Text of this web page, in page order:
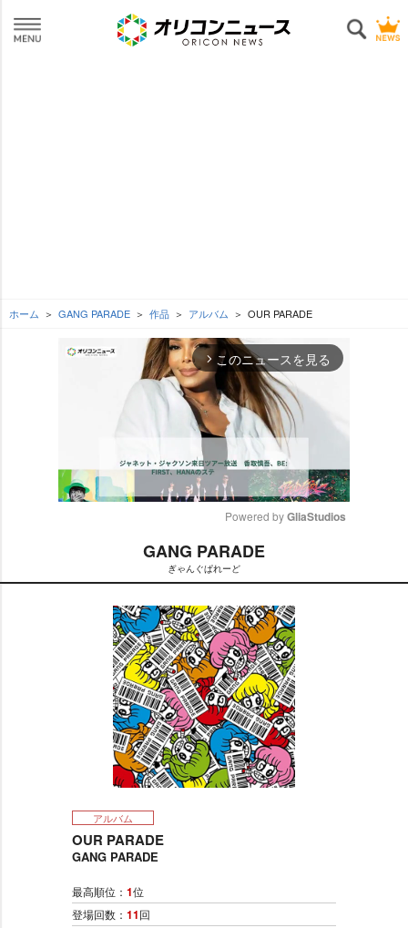
ホーム GANG PARADE 作品 アルバム OUR PARADE
arrow_forward_ios このニュースを見る
t
e
Powered by GliaStudios
GANG PARADE
ぎゃんぐぱれーど
アルバム
OUR PARADE
GANG PARADE
最高順位： 1位
登場回数： 11回